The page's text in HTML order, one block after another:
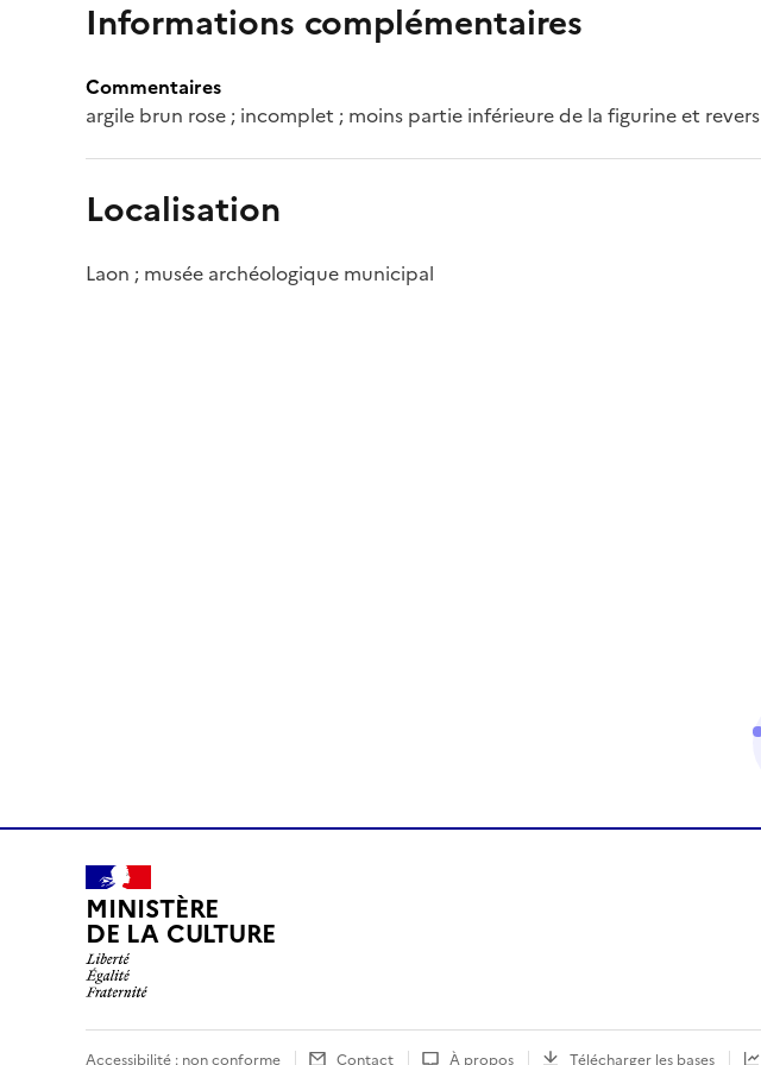
Informations complémentaires
Commentaires
argile brun rose ; incomplet ; moins partie inférieure de la figurine et revers
Localisation
Laon ; musée archéologique municipal
MINISTÈRE
DE LA CULTURE
Accessibilité : non conforme Contact À propos Télécharger les bases